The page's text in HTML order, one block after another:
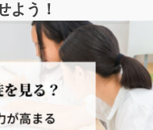
よう！